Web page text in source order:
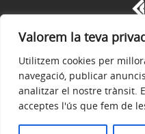
Valorem la teva
Utilitzem cookies per
navegació, publicar
analitzar el nostre trànsit.
acceptes l'ús que fem de
Avís legal Política de
© 2026